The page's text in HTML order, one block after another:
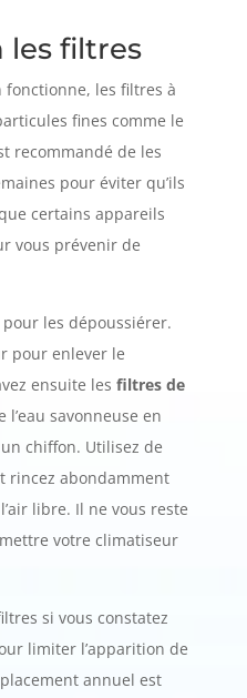
les filtres
les filtres à
fines comme le
recommandé de les
pour éviter qu’ils
certains appareils
vous prévenir de
les dépoussiérer.
pour enlever le
ensuite les filtres de
l’eau savonneuse en
chiffon. Utilisez de
rincez abondamment
libre. Il ne vous reste
votre climatiseur
si vous constatez
limiter l’apparition de
annuel est